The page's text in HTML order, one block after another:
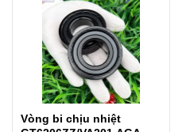
Vòng bi chịu nhiệt